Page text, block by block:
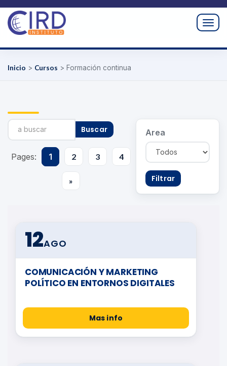
Inicio > Cursos > Formación continua
Area
Filtrar
Buscar
Pages: 1 2 3 4
»
12AGO
COMUNICACIÓN Y MARKETING
POLÍTICO EN ENTORNOS DIGITALES
Mas info